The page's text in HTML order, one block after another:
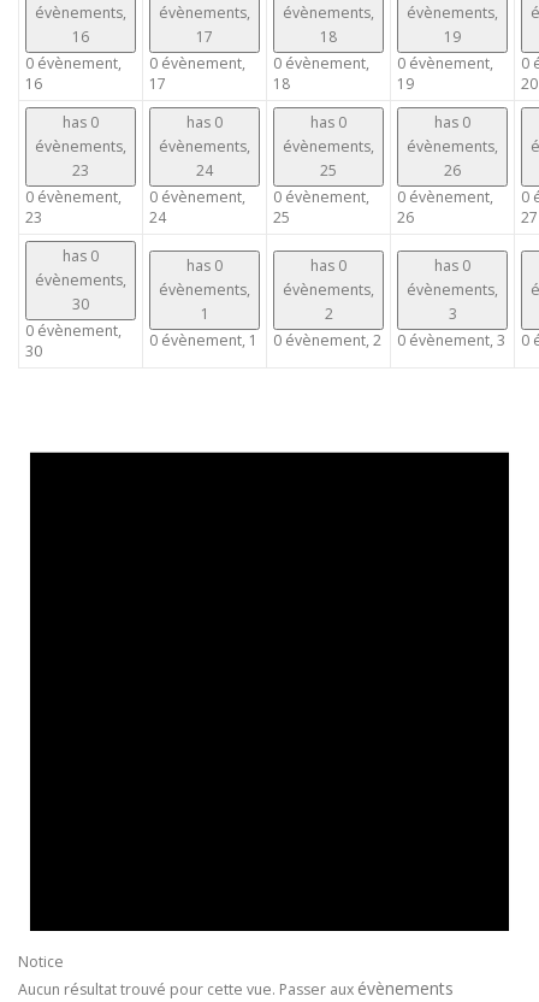
évènements,
16
0 évènement,
16
évènements,
17
0 évènement,
17
évènements,
18
0 évènement,
18
évènements,
19
0 évènement,
19
0
20
has 0
évènements,
23
0 évènement,
23
has 0
évènements,
24
0 évènement,
24
has 0
évènements,
25
0 évènement,
25
has 0
évènements,
26
0 évènement,
26
0
27
has 0
évènements,
30
0 évènement,
30
has 0
évènements,
1
0 évènement, 1
has 0
évènements,
2
0 évènement, 2
has 0
évènements,
3
0 évènement, 3 0
Notice
Aucun résultat trouvé pour cette vue. Passer aux évènements